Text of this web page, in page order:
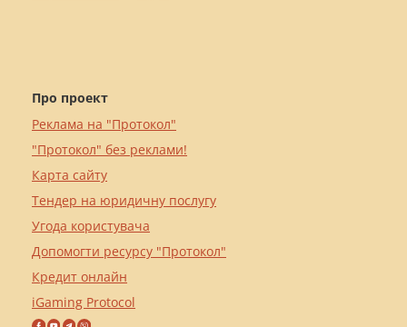
Про проект
Реклама на "Протокол"
"Протокол" без реклами!
Карта сайту
Тендер на юридичну послугу
Угода користувача
Допомогти ресурсу "Протокол"
Кредит онлайн
iGaming Protocol